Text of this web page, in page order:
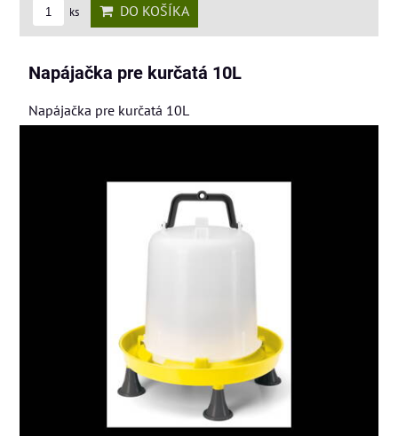
ks DO KOŠÍKA
Napájačka pre kurčatá 10L
Napájačka pre kurčatá 10L